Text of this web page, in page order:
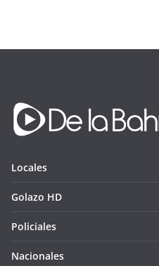
Locales
Golazo HD
Policiales
Nacionales